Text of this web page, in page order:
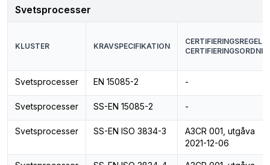
Svetsprocesser
KLUSTER KRAVSPECIFIKATION
CERTIFIERINGSREGEL /
Svetsprocesser EN 15085-2 -
Svetsprocesser SS-EN 15085-2 -
Svetsprocesser SS-EN ISO 3834-3
A3CR 001, utgåva
2021-12-06